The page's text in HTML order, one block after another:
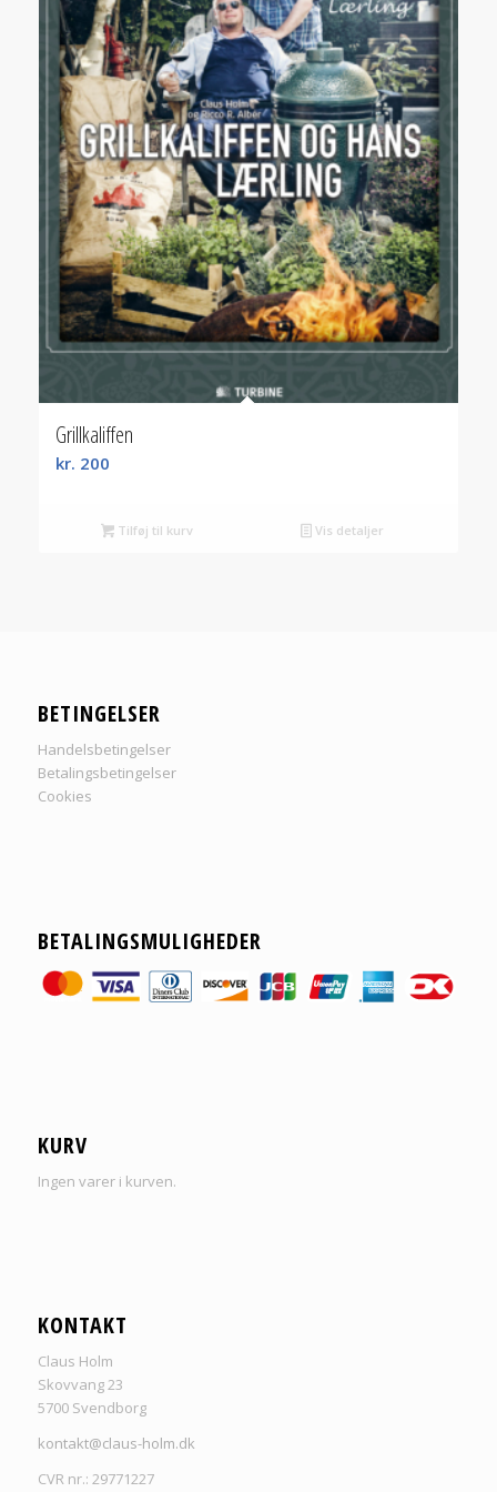
Grillkaliffen
kr. 200
Tilføj til kurv Vis detaljer
BETINGELSER
Handelsbetingelser
Betalingsbetingelser
Cookies
BETALINGSMULIGHEDER
KURV
Ingen varer i kurven.
KONTAKT
Claus Holm
Skovvang 23
5700 Svendborg
kontakt@claus-holm.dk
CVR nr.: 29771227